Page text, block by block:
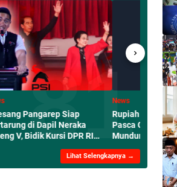
Pangarep Siap
di Dapil Neraka
Bidik Kursi DPR RI
Rupiah Melemah ke
Pasca Gubernur BI
Mundur
Lihat Selengkapnya →